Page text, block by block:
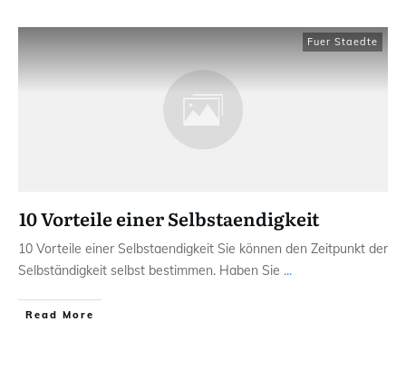
Fuer Staedte
10 Vorteile einer Selbstaendigkeit
10 Vorteile einer Selbstaendigkeit Sie können den Zeitpunkt der
Selbständigkeit selbst bestimmen. Haben Sie ...
Read More